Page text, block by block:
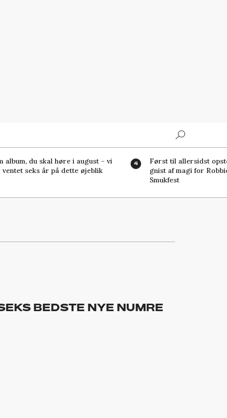
album, du skal høre i august – vi
ventet seks år på dette øjeblik
Først til allersidst
gnist af magi for
Smukfest
BEDSTE NYE NUMRE